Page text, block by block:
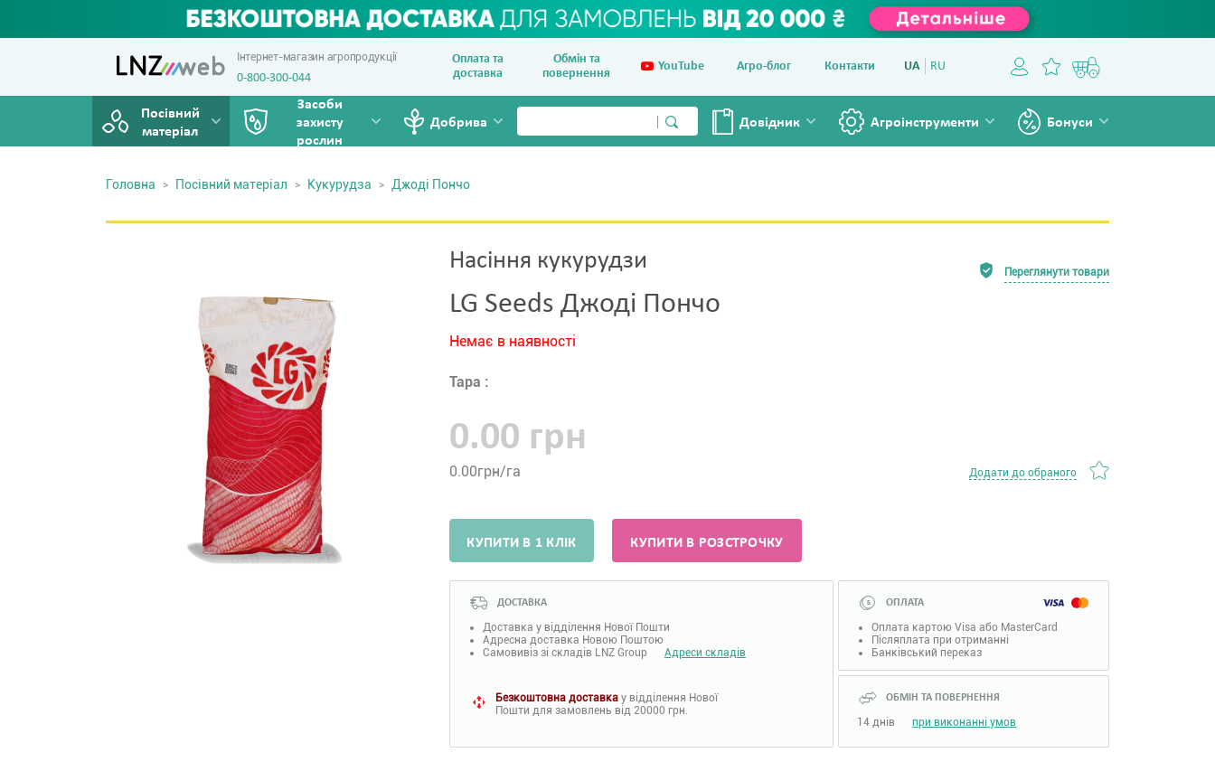
Інтернет-магазин агропродукції
0-800-300-044
Оплата та
доставка
Обмін та
повернення
YouTube Агро-блог Контакти UA RU
Посівний
матеріал
Засоби
захисту
рослин
Добрива Довiдник Агроінструменти Бонуси
Головна Посівний матеріал Кукурудза Джоді Пончо
Переглянути товари
Насіння кукурудзи
LG Seeds Джоді Пончо
Немає в наявності
Тара :
0.00 грн
0.00грн/га Додати до обраного
КУПИТИ В 1 КЛІК КУПИТИ В РОЗСТРОЧКУ
ДОСТАВКА
Доставка у відділення Нової Пошти
Адресна доставка Новою Поштою
Самовивіз зі складів LNZ Group
Адреси складів
Безкоштовна доставка у відділення Нової
Пошти для замовлень від 20000 грн.
ОПЛАТА
Оплата картою Visa або MasterCard
Післяплата при отриманні
Банківський переказ
ОБМІН ТА ПОВЕРНЕННЯ
14 днів при виконанні умов